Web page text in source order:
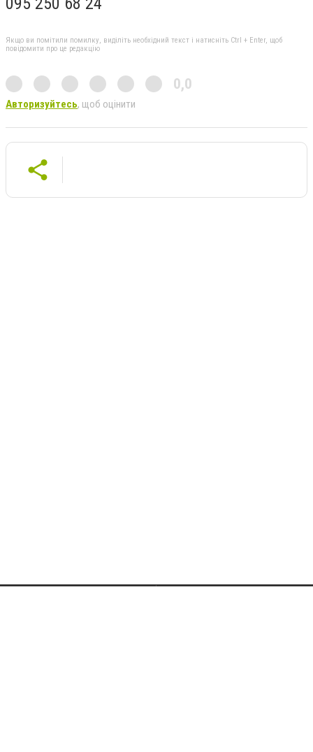
Якщо ви помітили помилку, виділіть необхідний текст і натисніть Ctrl + Enter, щоб
повідомити про це редакцію
0,0
Авторизуйтесь, щоб оцінити